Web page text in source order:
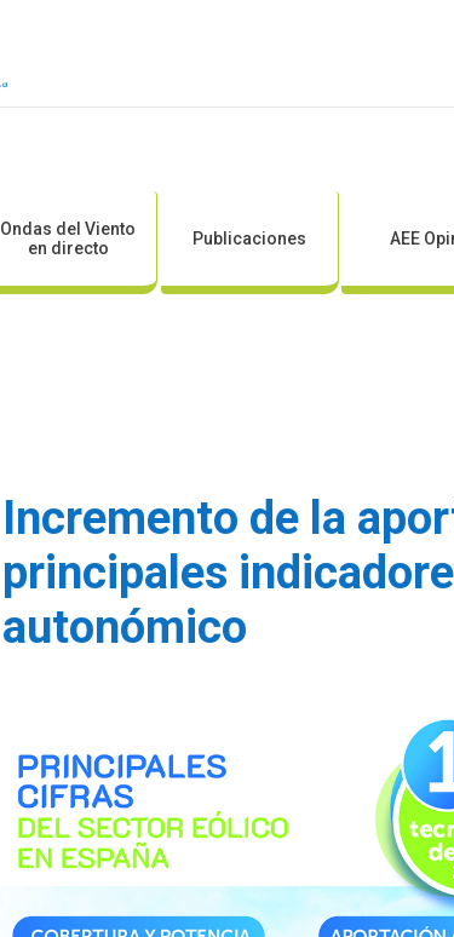
Ondas del Viento
en directo
Publicaciones AEE
Incremento de la
principales
autonómico